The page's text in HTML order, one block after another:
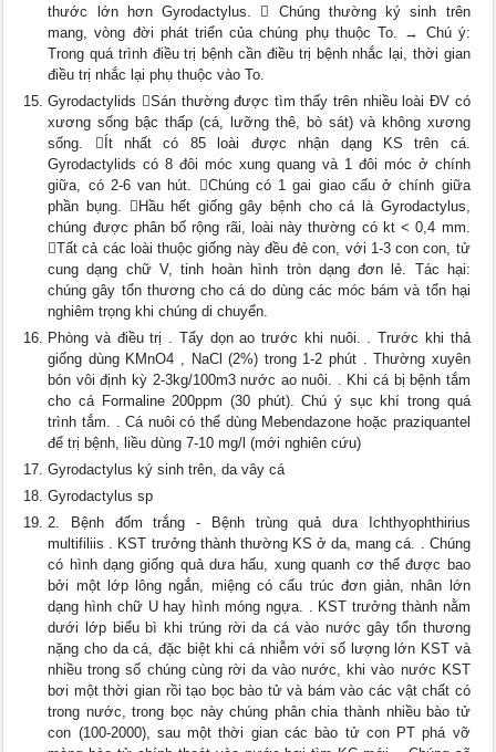
thước lớn hơn Gyrodactylus.  Chúng thường ký sinh trên
mang, vòng đời phát triển của chúng phụ thuộc To. → Chú ý:
Trong quá trình điều trị bệnh cần điều trị bệnh nhắc lại, thời gian
điều trị nhắc lại phụ thuộc vào To.
Gyrodactylids Sán thường được tìm thấy trên nhiều loài ĐV có
xương sống bậc thấp (cá, lưỡng thê, bò sát) và không xương
sống. Ít nhất có 85 loài được nhận dạng KS trên cá.
Gyrodactylids có 8 đôi móc xung quang và 1 đôi móc ở chính
giữa, có 2-6 van hút. Chúng có 1 gai giao cấu ở chính giữa
phần bụng. Hầu hết giống gây bệnh cho cá là Gyrodactylus,
chúng được phân bố rộng rãi, loài này thường có kt < 0,4 mm.
Tất cả các loài thuộc giống này đều đẻ con, với 1-3 con con, tử
cung dạng chữ V, tinh hoàn hình tròn dạng đơn lẻ. Tác hại:
chúng gây tổn thương cho cá do dùng các móc bám và tổn hại
nghiêm trọng khi chúng di chuyển.
Phòng và điều trị . Tẩy dọn ao trước khi nuôi. . Trước khi thả
giống dùng KMnO4 , NaCl (2%) trong 1-2 phút . Thường xuyên
bón vôi định kỳ 2-3kg/100m3 nước ao nuôi. . Khi cá bị bệnh tắm
cho cá Formaline 200ppm (30 phút). Chú ý sục khí trong quá
trình tắm. . Cá nuôi có thể dùng Mebendazone hoặc praziquantel
để trị bệnh, liều dùng 7-10 mg/l (mới nghiên cứu)
Gyrodactylus ký sinh trên, da vây cá
Gyrodactylus sp
2. Bệnh đốm trắng - Bệnh trùng quả dưa Ichthyophthirius
multifiliis . KST trưởng thành thường KS ở da, mang cá. . Chúng
có hình dạng giống quả dưa hấu, xung quanh cơ thể được bao
bởi một lớp lông ngắn, miệng có cấu trúc đơn giản, nhân lớn
dạng hình chữ U hay hình móng ngựa. . KST trưởng thành nằm
dưới lớp biểu bì khi trúng rời da cá vào nước gây tổn thương
nặng cho da cá, đặc biệt khi cá nhiễm với số lượng lớn KST và
nhiều trong số chúng cùng rời da vào nước, khi vào nước KST
bơi một thời gian rồi tạo bọc bào tử và bám vào các vật chất có
trong nước, trong bọc này chúng phân chia thành nhiều bào tử
con (100-2000), sau một thời gian các bào tử con PT phá vỡ